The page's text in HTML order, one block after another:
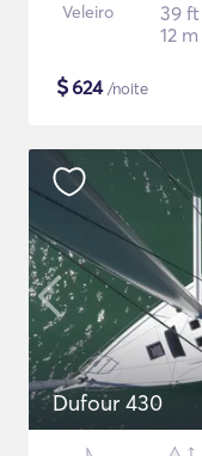
Veleiro
39 ft
12 m
$624/noite
Dufour 430